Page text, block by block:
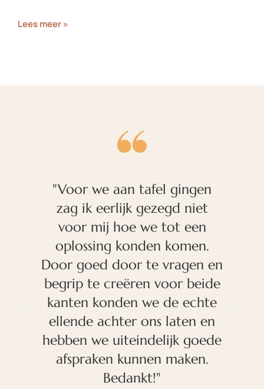
Lees meer »
"Voor we aan tafel gingen
zag ik eerlijk gezegd niet
voor mij hoe we tot een
oplossing konden komen.
Door goed door te vragen en
begrip te creëren voor beide
kanten konden we de echte
ellende achter ons laten en
hebben we uiteindelijk goede
afspraken kunnen maken.
Bedankt!"